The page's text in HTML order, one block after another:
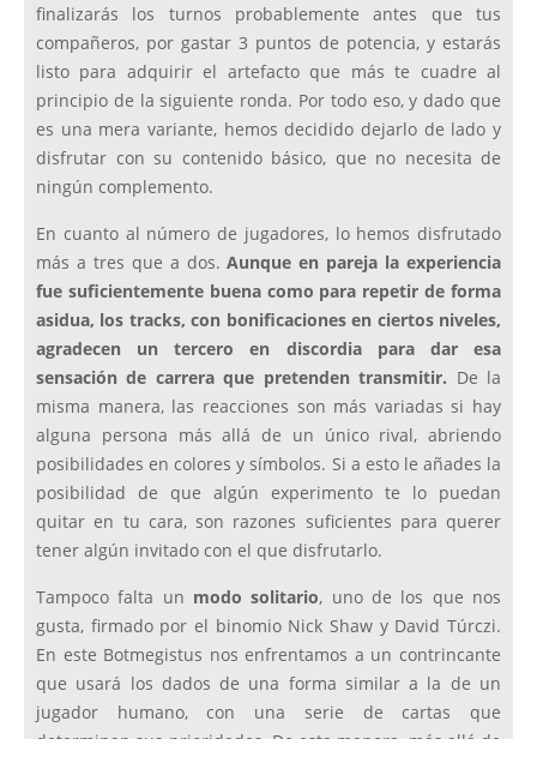
finalizarás los turnos probablemente antes que tus
compañeros, por gastar 3 puntos de potencia, y estarás
listo para adquirir el artefacto que más te cuadre al
principio de la siguiente ronda. Por todo eso, y dado que
es una mera variante, hemos decidido dejarlo de lado y
disfrutar con su contenido básico, que no necesita de
ningún complemento.
En cuanto al número de jugadores, lo hemos disfrutado
más a tres que a dos.Aunque en pareja la experiencia
fue suficientemente buena como para repetir de forma
asidua, los tracks, con bonificaciones en ciertos niveles,
agradecen un tercero en discordia para dar esa
sensación de carrera que pretenden transmitir. De la
misma manera, las reacciones son más variadas si hay
alguna persona más allá de un único rival, abriendo
posibilidades en colores y símbolos. Si a esto le añades la
posibilidad de que algún experimento te lo puedan
quitar en tu cara, son razones suficientes para querer
tener algún invitado con el que disfrutarlo.
Tampoco falta un modo solitario, uno de los que nos
gusta, firmado por el binomio Nick Shaw y David Túrczi.
En este Botmegistus nos enfrentamos a un contrincante
que usará los dados de una forma similar a la de un
jugador humano, con una serie de cartas que
determinan sus prioridades. De esta manera, más allá de